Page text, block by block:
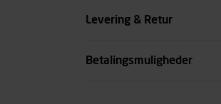
Levering & Retur
Betalingsmuligheder